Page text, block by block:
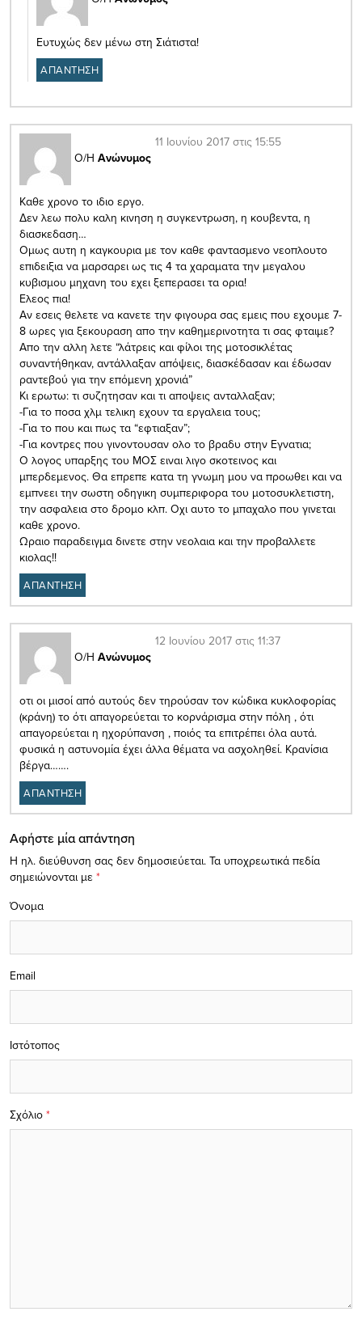
Ευτυχώς δεν μένω στη Σιάτιστα!
ΑΠΑΝΤΗΣΗ
Ο/Η Ανώνυμος
11 Ιουνίου 2017 στις 15:55
Καθε χρονο το ιδιο εργο.
Δεν λεω πολυ καλη κινηση η συγκεντρωση, η κουβεντα, η
διασκεδαση…
Ομως αυτη η καγκουρια με τον καθε φαντασμενο νεοπλουτο
επιδειξια να μαρσαρει ως τις 4 τα χαραματα την μεγαλου
κυβισμου μηχανη του εχει ξεπερασει τα ορια!
Ελεος πια!
Αν εσεις θελετε να κανετε την φιγουρα σας εμεις που εχουμε 7-
8 ωρες για ξεκουραση απο την καθημερινοτητα τι σας φταιμε?
Απο την αλλη λετε “λάτρεις και φίλοι της μοτοσικλέτας
συναντήθηκαν, αντάλλαξαν απόψεις, διασκέδασαν και έδωσαν
ραντεβού για την επόμενη χρονιά”
Κι ερωτω: τι συζητησαν και τι αποψεις ανταλλαξαν;
-Για το ποσα χλμ τελικη εχουν τα εργαλεια τους;
-Για το που και πως τα “εφτιαξαν”;
-Για κοντρες που γινοντουσαν ολο το βραδυ στην Εγνατια;
Ο λογος υπαρξης του ΜΟΣ ειναι λιγο σκοτεινος και
μπερδεμενος. Θα επρεπε κατα τη γνωμη μου να προωθει και να
εμπνεει την σωστη οδηγικη συμπεριφορα του μοτοσυκλετιστη,
την ασφαλεια στο δρομο κλπ. Οχι αυτο το μπαχαλο που γινεται
καθε χρονο.
Ωραιο παραδειγμα δινετε στην νεολαια και την προβαλλετε
κιολας!!
ΑΠΑΝΤΗΣΗ
Ο/Η Ανώνυμος
12 Ιουνίου 2017 στις 11:37
οτι οι μισοί από αυτούς δεν τηρούσαν τον κώδικα κυκλοφορίας
(κράνη) το ότι απαγορεύεται το κορνάρισμα στην πόλη , ότι
απαγορεύεται η ηχορύπανση , ποιός τα επιτρέπει όλα αυτά.
φυσικά η αστυνομία έχει άλλα θέματα να ασχοληθεί. Κρανίσια
βέργα…….
ΑΠΑΝΤΗΣΗ
Αφήστε μία απάντηση
Η ηλ. διεύθυνση σας δεν δημοσιεύεται. Τα υποχρεωτικά πεδία
σημειώνονται με *
Σχόλιο *
Όνομα
Email
Ιστότοπος